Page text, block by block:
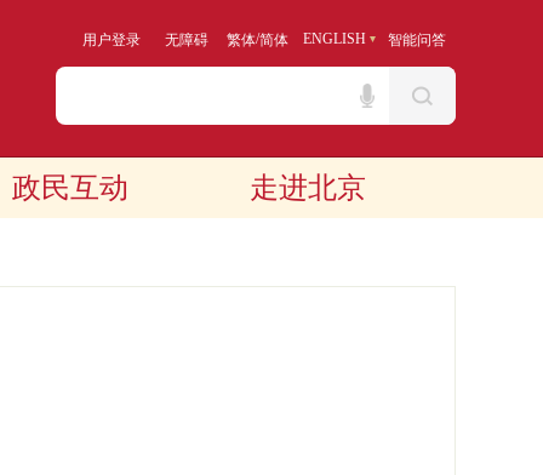
用户登录 无障碍 繁体/简体 ENGLISH 智能问答
政民互动 走进北京